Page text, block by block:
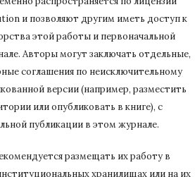
и позволяют другим иметь доступ к
этой работы и первоначальной
Авторы могут заключать отдельные,
соглашения по неисключительному
версии (например, разместить
или опубликовать в книге), с
публикации в этом журнале.
размещать их работу в
хранилищах или на их